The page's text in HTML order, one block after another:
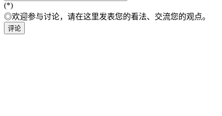
(*)
◎欢迎参与讨论，请在这里发表您的看法、交流您的观点。